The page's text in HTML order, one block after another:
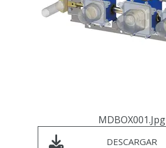
MDBOX001.jpg
DESCARGAR